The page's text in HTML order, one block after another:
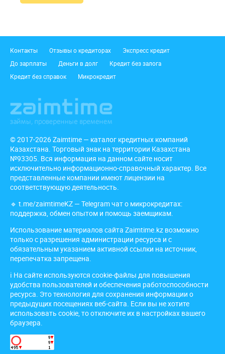
Подвал
Контакты Отзывы о кредиторах
Экспресс кредит
До зарплаты
Деньги в долг
Кредит без залога
Кредит без справок
Микрокредит
© 2017-2026 Zaimtime — каталог кредитных компаний
Казахстана. Торговый знак на территории Казахстана
№93305. Вся информация на данном сайте носит
исключительно информационно-справочный характер. Все
представленные компании имеют лицензии на
соответствующую деятельность.
🔹 t.me/zaimtimeKZ — Telegram чат о микрокредитах:
поддержка, обмен опытом и помощь заемщикам.
Использование материалов сайта Zaimtime.kz возможно
только с разрешения администрации ресурса и с
обязательным указанием активной ссылки на источник,
перепечатка запрещена.
ℹ️ На сайте используются cookie-файлы для повышения
удобства пользователей и обеспечения работоспособности
ресурса. Это технология для сохранения информации о
предыдущих посещениях веб-сайта. Если вы не хотите
использовать cookie, то отключите их в настройках вашего
браузера.